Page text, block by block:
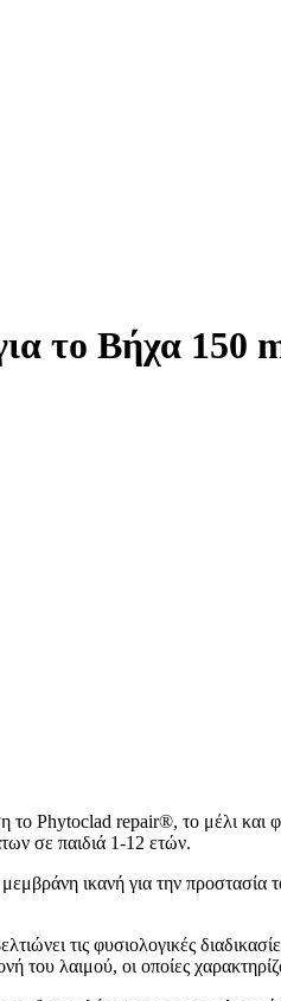
το Βήχα 150
Phytoclad repair®, το μέλι και
σε παιδιά 1-12 ετών.
ικανή για την
τις φυσιολογικές
του λαιμού, οι οποίες